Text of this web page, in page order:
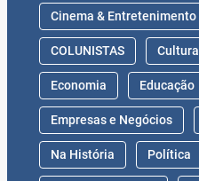
Cinema & Entretenimento
COLUNISTAS Cultura
Economia Educação
Empresas e Negócios
Na História Política